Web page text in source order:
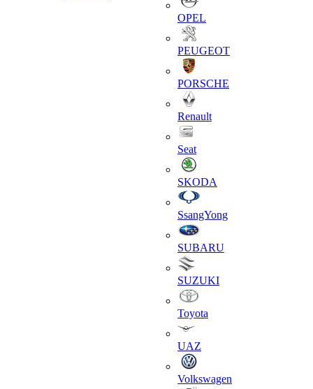
OPEL
PEUGEOT
PORSCHE
Renault
Seat
SKODA
SsangYong
SUBARU
SUZUKI
Toyota
UAZ
Volkswagen